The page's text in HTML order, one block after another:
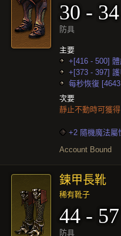
30 - 34
防具
主要
+[416 - 500]
+[373 - 397]
每秒恢復
次要
靜止不動時可獲
+2 隨機魔法屬
Account Bound
鍊甲長靴
稀有靴子
44 - 57
防具